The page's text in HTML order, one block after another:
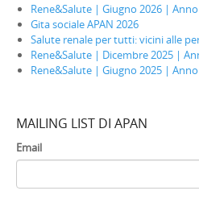
Rene&Salute | Giugno 2026 |
Gita sociale APAN 2026
Salute renale per tutti: vicini alle
Rene&Salute | Dicembre 2025 |
Rene&Salute | Giugno 2025 |
MAILING LIST DI APAN
Email